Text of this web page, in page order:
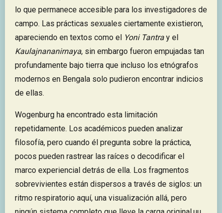
lo que permanece accesible para los investigadores de
campo. Las prácticas sexuales ciertamente existieron,
apareciendo en textos como el Yoni Tantra y el
Kaulajnananirnaya, sin embargo fueron empujadas tan
profundamente bajo tierra que incluso los etnógrafos
modernos en Bengala solo pudieron encontrar indicios
de ellas.
Wogenburg ha encontrado esta limitación
repetidamente. Los académicos pueden analizar
filosofía, pero cuando él pregunta sobre la práctica,
pocos pueden rastrear las raíces o decodificar el
marco experiencial detrás de ella. Los fragmentos
sobrevivientes están dispersos a través de siglos: un
ritmo respiratorio aquí, una visualización allá, pero